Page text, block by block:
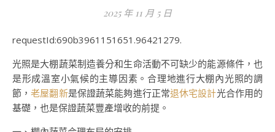
2025 年 11 月 5 日
requestId:690b3961151651.96421279.
光照是大棚蔬菜制造養分和生命活動不可缺少的能源條件，也
是形成溫室小氣候的主導因素。合理地進行大棚內光照的調
節，老屋翻新是保證蔬菜能夠進行正常退休宅設計光合作用的
基礎，也是保證蔬菜豐產增收的前提。